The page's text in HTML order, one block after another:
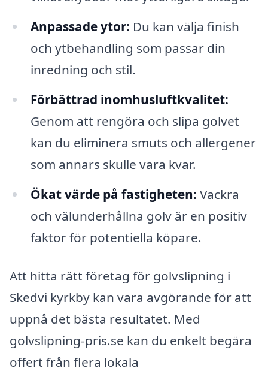
Anpassade ytor: Du kan välja finish
och ytbehandling som passar din
inredning och stil.
Förbättrad inomhusluftkvalitet:
Genom att rengöra och slipa golvet
kan du eliminera smuts och allergener
som annars skulle vara kvar.
Ökat värde på fastigheten: Vackra
och välunderhållna golv är en positiv
faktor för potentiella köpare.
Att hitta rätt företag för golvslipning i
Skedvi kyrkby kan vara avgörande för att
uppnå det bästa resultatet. Med
golvslipning-pris.se kan du enkelt begära
offert från flera lokala